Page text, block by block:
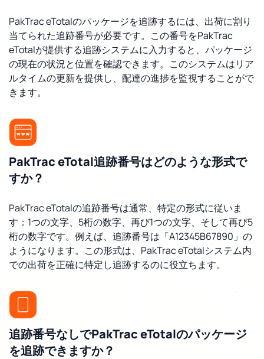
PakTrac eTotalのパッケージを追跡するには、出荷に割り
当てられた追跡番号が必要です。この番号をPakTrac
eTotalが提供する追跡システムに入力すると、パッケージ
の現在の状況と位置を確認できます。このシステムはリア
ルタイムの更新を提供し、配達の進捗を監視することがで
きます。
PakTrac eTotal追跡番号はどのような形式で
すか？
PakTrac eTotalの追跡番号は通常、特定の形式に従いま
す：1つの文字、5桁の数字、再び1つの文字、そして再び5
桁の数字です。例えば、追跡番号は「A12345B67890」の
ようになります。この形式は、PakTrac eTotalシステム内
での出荷を正確に特定し追跡するのに役立ちます。
追跡番号なしでPakTrac eTotalのパッケージ
を追跡できますか？